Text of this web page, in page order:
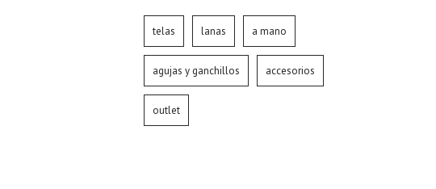
telas lanas a mano
agujas y ganchillos accesorios
outlet